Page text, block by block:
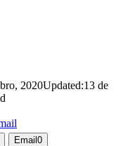
2020Updated:13 de
Email 0